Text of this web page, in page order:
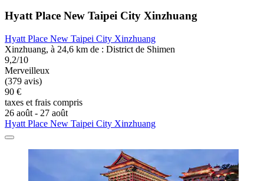
Hyatt Place New Taipei City Xinzhuang
Hyatt Place New Taipei City Xinzhuang
Xinzhuang, à 24,6 km de : District de Shimen
9,2/10
Merveilleux
(379 avis)
90 €
taxes et frais compris
26 août - 27 août
Hyatt Place New Taipei City Xinzhuang